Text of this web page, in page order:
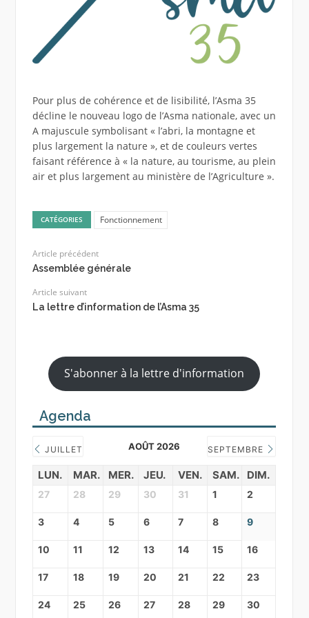
Pour plus de cohérence et de lisibilité, l’Asma 35
décline le nouveau logo de l’Asma nationale, avec un
A majuscule symbolisant « l’abri, la montagne et
plus largement la nature », et de couleurs vertes
faisant référence à « la nature, au tourisme, au plein
air et plus largement au ministère de l’Agriculture ».
CATÉGORIES Fonctionnement
Article précédent
Assemblée générale
Article suivant
La lettre d’information de l’Asma 35
S'abonner à la lettre d'information
Agenda
JUILLET AOÛT 2026 SEPTEMBRE
LUN. MAR. MER. JEU. VEN. SAM. DIM.
27 28 29 30 31 1 2
3 4 5 6 7 8 9
10 11 12 13 14 15 16
17 18 19 20 21 22 23
24 25 26 27 28 29 30